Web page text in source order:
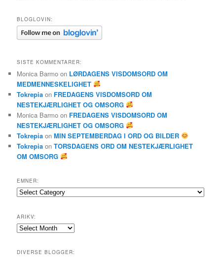
BLOGLOVIN:
SISTE KOMMENTARER:
Monica Barmo on LØRDAGENS VISDOMSORD OM
MEDMENNESKELIGHET
Tokrepia on FREDAGENS VISDOMSORD OM
NESTEKJÆRLIGHET OG OMSORG
Monica Barmo on FREDAGENS VISDOMSORD OM
NESTEKJÆRLIGHET OG OMSORG
Tokrepia onMIN SEPTEMBERDAG I ORD OG BILDER
Tokrepia onTORSDAGENS ORD OM NESTEKJÆRLIGHET
OM OMSORG
EMNER:
Emner:
ARIKV:
Arikv:
DIVERSE BLOGGER: